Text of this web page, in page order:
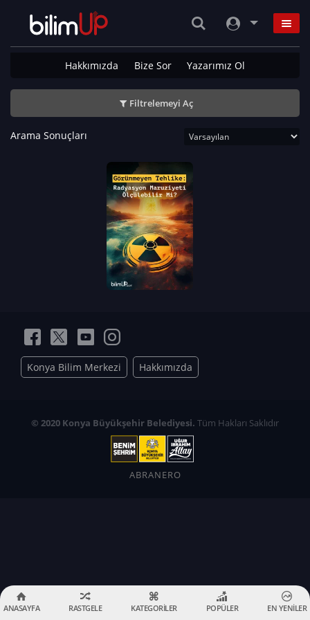
Hakkımızda Bize Sor Yazarımız Ol
Filtrelemeyi Aç
Arama Sonuçları
Konya Bilim Merkezi Hakkımızda
© 2020 Konya Büyükşehir Belediyesi. Tüm Hakları Saklıdır
ABRANERO
ANASAYFA RASTGELE KATEGORİLER POPÜLER EN YENİLER